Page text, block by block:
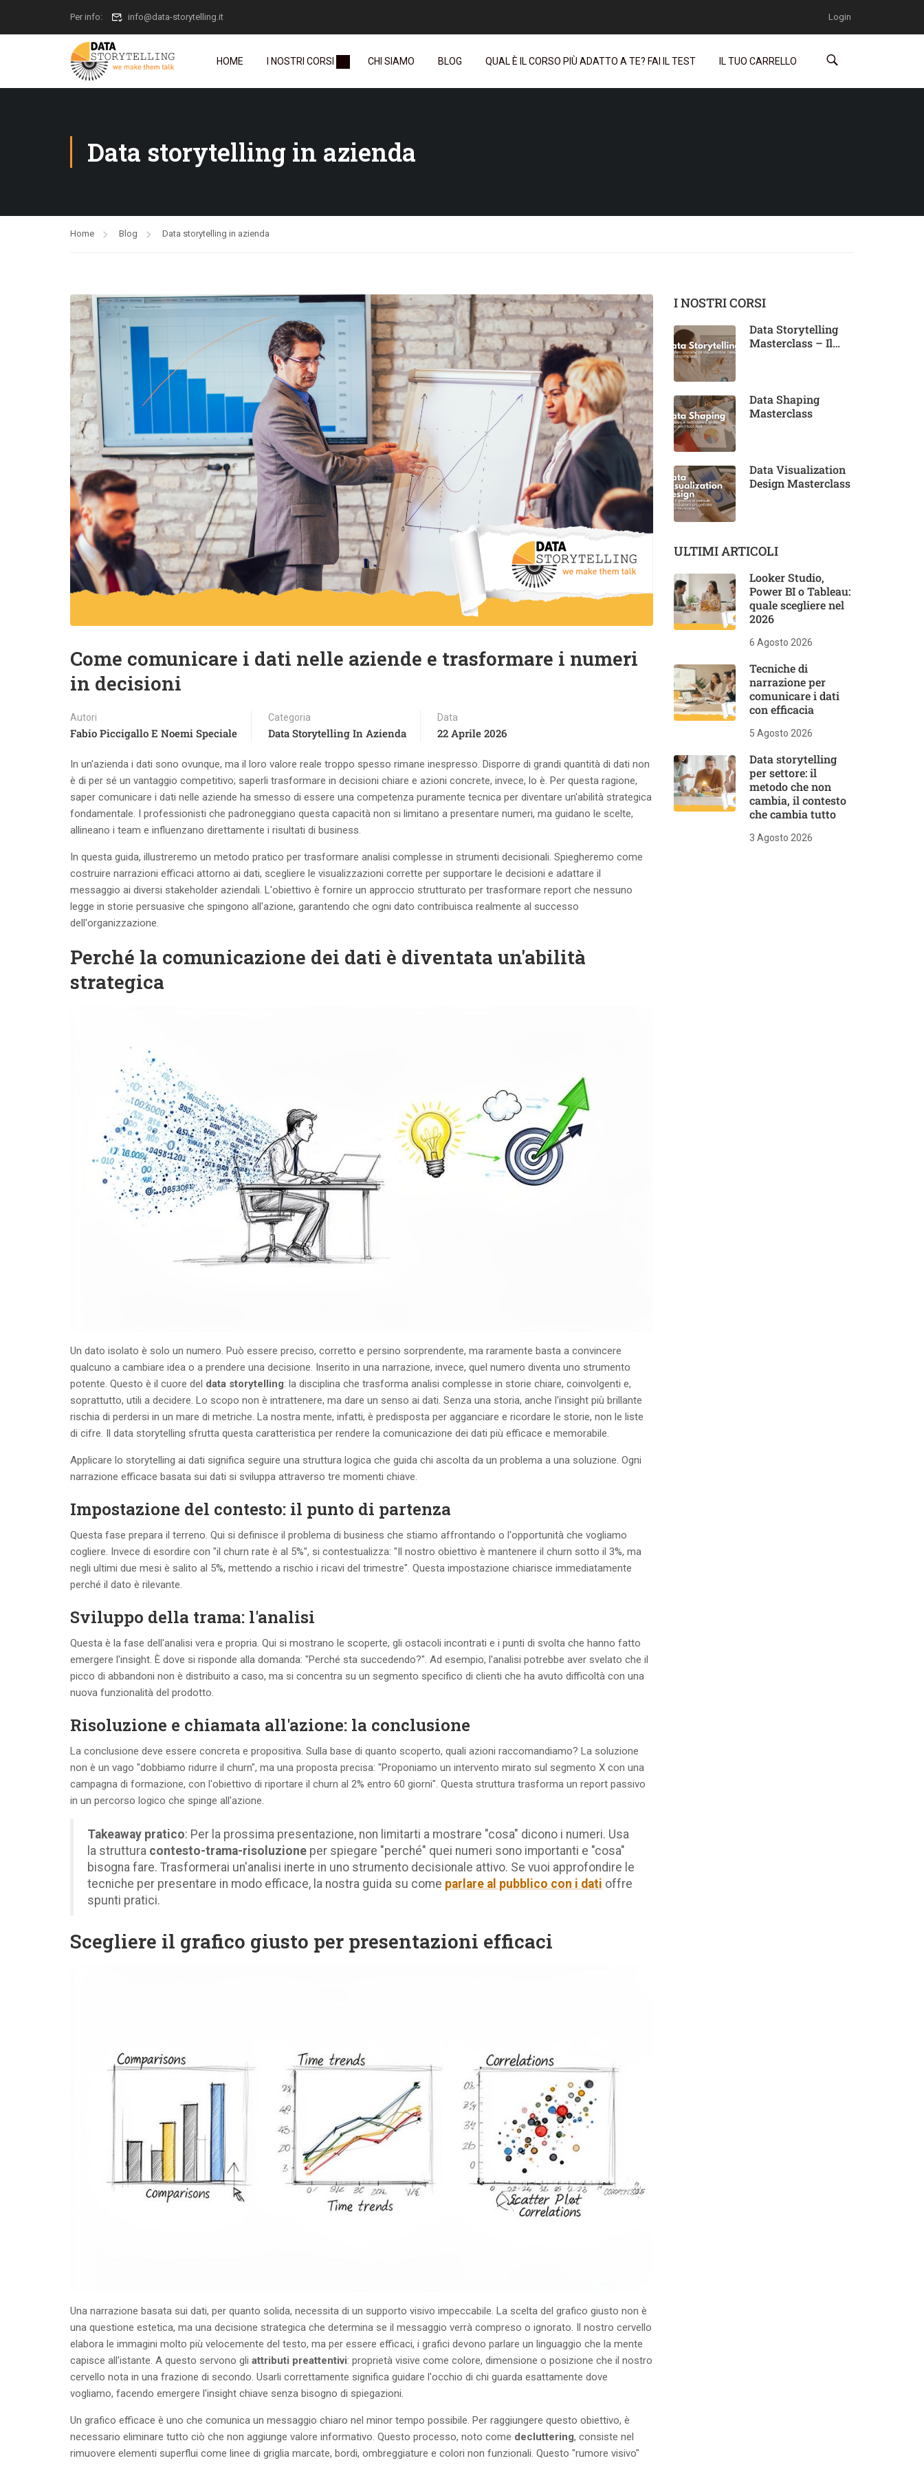
Per info: info@data-storytelling.it Login
HOME I NOSTRI CORSI CHI SIAMO BLOG QUAL È IL CORSO PIÙ ADATTO A TE? FAI IL TEST IL TUO CARRELLO
Data storytelling in azienda
Home Blog Data storytelling in azienda
Come comunicare i dati nelle aziende e trasformare i numeri
in decisioni
Autori
Fabio Piccigallo E Noemi Speciale
Categoria
Data Storytelling In Azienda
Data
22 Aprile 2026
In un'azienda i dati sono ovunque, ma il loro valore reale troppo spesso rimane inespresso. Disporre di grandi quantità di dati non
è di per sé un vantaggio competitivo; saperli trasformare in decisioni chiare e azioni concrete, invece, lo è. Per questa ragione,
saper comunicare i dati nelle aziende ha smesso di essere una competenza puramente tecnica per diventare un'abilità strategica
fondamentale. I professionisti che padroneggiano questa capacità non si limitano a presentare numeri, ma guidano le scelte,
allineano i team e influenzano direttamente i risultati di business.
In questa guida, illustreremo un metodo pratico per trasformare analisi complesse in strumenti decisionali. Spiegheremo come
costruire narrazioni efficaci attorno ai dati, scegliere le visualizzazioni corrette per supportare le decisioni e adattare il
messaggio ai diversi stakeholder aziendali. L'obiettivo è fornire un approccio strutturato per trasformare report che nessuno
legge in storie persuasive che spingono all'azione, garantendo che ogni dato contribuisca realmente al successo
dell'organizzazione.
Perché la comunicazione dei dati è diventata un'abilità
strategica
Un dato isolato è solo un numero. Può essere preciso, corretto e persino sorprendente, ma raramente basta a convincere
qualcuno a cambiare idea o a prendere una decisione. Inserito in una narrazione, invece, quel numero diventa uno strumento
potente. Questo è il cuore del data storytelling: la disciplina che trasforma analisi complesse in storie chiare, coinvolgenti e,
soprattutto, utili a decidere. Lo scopo non è intrattenere, ma dare un senso ai dati. Senza una storia, anche l'insight più brillante
rischia di perdersi in un mare di metriche. La nostra mente, infatti, è predisposta per agganciare e ricordare le storie, non le liste
di cifre. Il data storytelling sfrutta questa caratteristica per rendere la comunicazione dei dati più efficace e memorabile.
Applicare lo storytelling ai dati significa seguire una struttura logica che guida chi ascolta da un problema a una soluzione. Ogni
narrazione efficace basata sui dati si sviluppa attraverso tre momenti chiave.
Impostazione del contesto: il punto di partenza
Questa fase prepara il terreno. Qui si definisce il problema di business che stiamo affrontando o l'opportunità che vogliamo
cogliere. Invece di esordire con "il churn rate è al 5%", si contestualizza: "Il nostro obiettivo è mantenere il churn sotto il 3%, ma
negli ultimi due mesi è salito al 5%, mettendo a rischio i ricavi del trimestre". Questa impostazione chiarisce immediatamente
perché il dato è rilevante.
Sviluppo della trama: l'analisi
Questa è la fase dell'analisi vera e propria. Qui si mostrano le scoperte, gli ostacoli incontrati e i punti di svolta che hanno fatto
emergere l'insight. È dove si risponde alla domanda: "Perché sta succedendo?". Ad esempio, l'analisi potrebbe aver svelato che il
picco di abbandoni non è distribuito a caso, ma si concentra su un segmento specifico di clienti che ha avuto difficoltà con una
nuova funzionalità del prodotto.
Risoluzione e chiamata all'azione: la conclusione
La conclusione deve essere concreta e propositiva. Sulla base di quanto scoperto, quali azioni raccomandiamo? La soluzione
non è un vago "dobbiamo ridurre il churn", ma una proposta precisa: "Proponiamo un intervento mirato sul segmento X con una
campagna di formazione, con l'obiettivo di riportare il churn al 2% entro 60 giorni". Questa struttura trasforma un report passivo
in un percorso logico che spinge all'azione.
Takeaway pratico: Per la prossima presentazione, non limitarti a mostrare "cosa" dicono i numeri. Usa
la struttura contesto-trama-risoluzione per spiegare "perché" quei numeri sono importanti e "cosa"
bisogna fare. Trasformerai un'analisi inerte in uno strumento decisionale attivo. Se vuoi approfondire le
tecniche per presentare in modo efficace, la nostra guida su come parlare al pubblico con i dati offre
spunti pratici.
Scegliere il grafico giusto per presentazioni efficaci
Una narrazione basata sui dati, per quanto solida, necessita di un supporto visivo impeccabile. La scelta del grafico giusto non è
una questione estetica, ma una decisione strategica che determina se il messaggio verrà compreso o ignorato. Il nostro cervello
elabora le immagini molto più velocemente del testo, ma per essere efficaci, i grafici devono parlare un linguaggio che la mente
capisce all'istante. A questo servono gli attributi preattentivi: proprietà visive come colore, dimensione o posizione che il nostro
cervello nota in una frazione di secondo. Usarli correttamente significa guidare l'occhio di chi guarda esattamente dove
vogliamo, facendo emergere l'insight chiave senza bisogno di spiegazioni.
Un grafico efficace è uno che comunica un messaggio chiaro nel minor tempo possibile. Per raggiungere questo obiettivo, è
necessario eliminare tutto ciò che non aggiunge valore informativo. Questo processo, noto come decluttering, consiste nel
rimuovere elementi superflui come linee di griglia marcate, bordi, ombreggiature e colori non funzionali. Questo "rumore visivo"
I NOSTRI CORSI
Data Storytelling
Masterclass – Il
Data Shaping
Masterclass
Data Visualization
Design Masterclass
ULTIMI ARTICOLI
Looker Studio,
Power BI o Tableau:
quale scegliere nel
2026
6 Agosto 2026
Tecniche di
narrazione per
comunicare i dati
con efficacia
5 Agosto 2026
Data storytelling
per settore: il
metodo che non
cambia, il contesto
che cambia tutto
3 Agosto 2026